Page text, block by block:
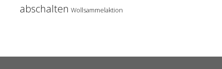
abschalten Wollsammelaktion